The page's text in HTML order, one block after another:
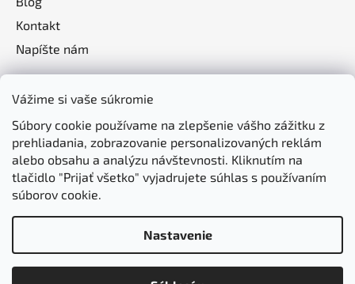
Vážime si vaše súkromie
Súbory cookie používame na zlepšenie vášho zážitku z
prehliadania, zobrazovanie personalizovaných reklám
alebo obsahu a analýzu návštevnosti. Kliknutím na
tlačidlo "Prijať všetko" vyjadrujete súhlas s používaním
súborov cookie.
Nastavenie
Kontakt
Napíšte nám
Vytvoril Shoptet